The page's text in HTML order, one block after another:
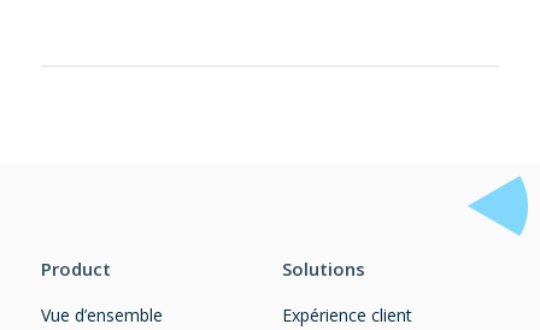
Product
Vue d’ensemble
Solutions
Expérience client